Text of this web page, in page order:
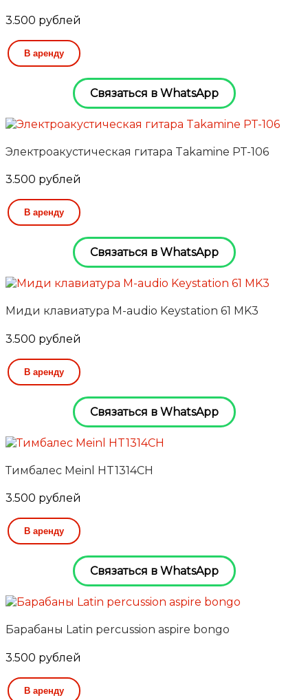
3.500 рублей
В аренду
Связаться в WhatsApp
Электроакустическая гитара Takamine PT-106
3.500 рублей
В аренду
Связаться в WhatsApp
Миди клавиатура M-audio Keystation 61 MK3
3.500 рублей
В аренду
Связаться в WhatsApp
Тимбалес Meinl HT1314CH
3.500 рублей
В аренду
Связаться в WhatsApp
Барабаны Latin percussion aspire bongo
3.500 рублей
В аренду